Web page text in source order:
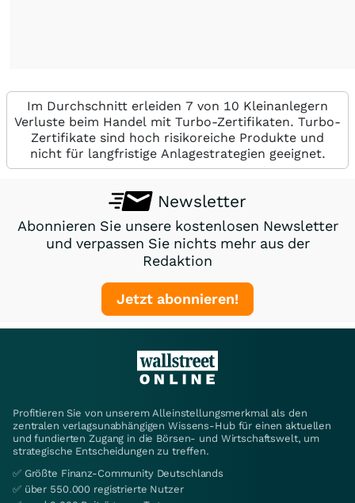
Im Durchschnitt erleiden 7 von 10 Kleinanlegern
Verluste beim Handel mit Turbo-Zertifikaten. Turbo-
Zertifikate sind hoch risikoreiche Produkte und
nicht für langfristige Anlagestrategien geeignet.
Newsletter
Abonnieren Sie unsere kostenlosen Newsletter
und verpassen Sie nichts mehr aus der
Redaktion
Jetzt abonnieren!
Profitieren Sie von unserem Alleinstellungsmerkmal als den
zentralen verlagsunabhängigen Wissens-Hub für einen aktuellen
und fundierten Zugang in die Börsen- und Wirtschaftswelt, um
strategische Entscheidungen zu treffen.
✅ Größte Finanz-Community Deutschlands
✅ über 550.000 registrierte Nutzer